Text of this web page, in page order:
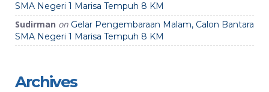
SMA Negeri 1 Marisa Tempuh 8 KM
Sudirman on Gelar Pengembaraan Malam, Calon Bantara
SMA Negeri 1 Marisa Tempuh 8 KM
Archives